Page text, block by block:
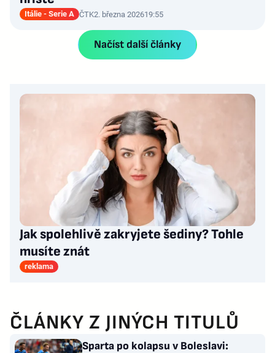
Itálie - Serie A ČTK2. března 202619:55
Načíst další články
Jak spolehlivě zakryjete šediny? Tohle
musíte znát
reklama
ČLÁNKY Z JINÝCH TITULŮ
Sparta po kolapsu v Boleslavi: